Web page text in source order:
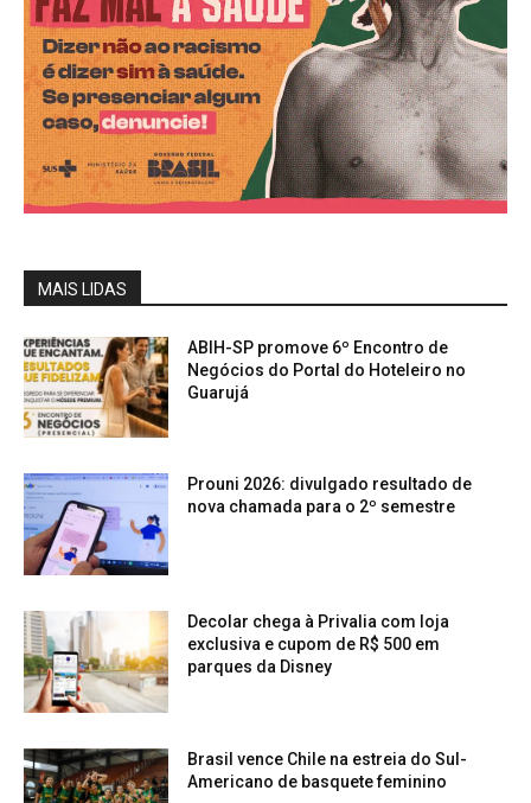
MAIS LIDAS
ABIH-SP promove 6º Encontro de
Negócios do Portal do Hoteleiro no
Guarujá
Prouni 2026: divulgado resultado de
nova chamada para o 2º semestre
Decolar chega à Privalia com loja
exclusiva e cupom de R$ 500 em
parques da Disney
Brasil vence Chile na estreia do Sul-
Americano de basquete feminino